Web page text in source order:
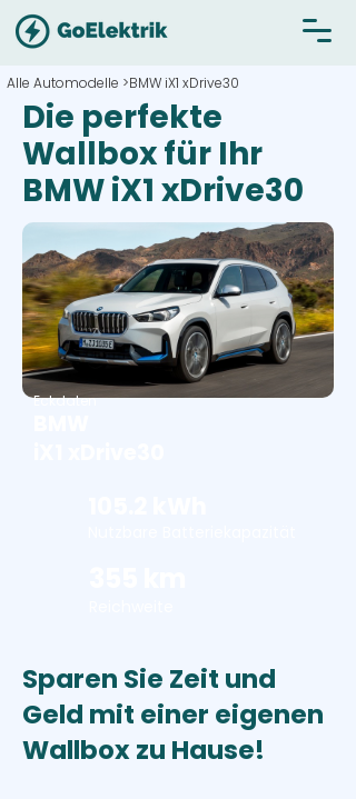
Alle Automodelle >BMW iX1 xDrive30
Die perfekte
Wallbox für Ihr
BMW iX1 xDrive30
Eckdaten
Sparen Sie Zeit und
Geld mit einer eigenen
Wallbox zu Hause!